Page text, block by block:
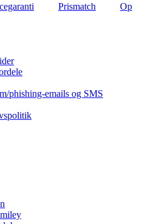
Prismatch
Op
phishing-emails og SMS